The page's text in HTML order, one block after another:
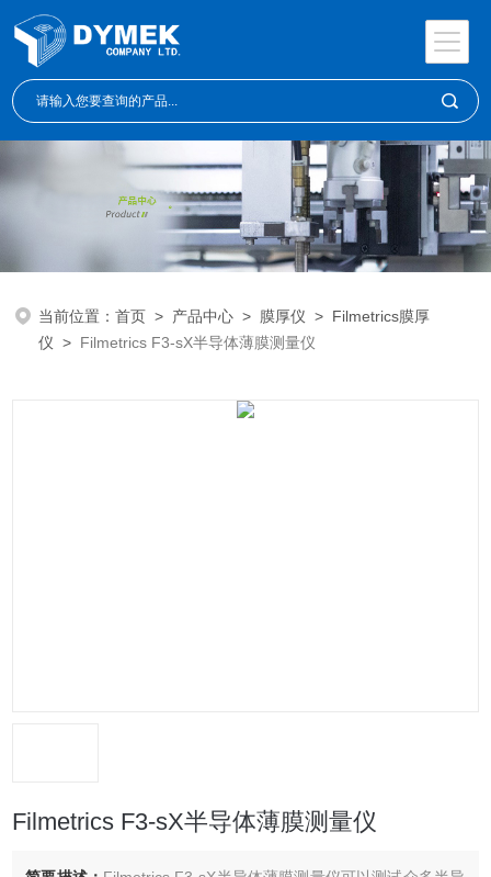
当前位置：首页 > 产品中心 > 膜厚仪 > Filmetrics膜厚
仪 > Filmetrics F3-sX半导体薄膜测量仪
Filmetrics F3-sX半导体薄膜测量仪